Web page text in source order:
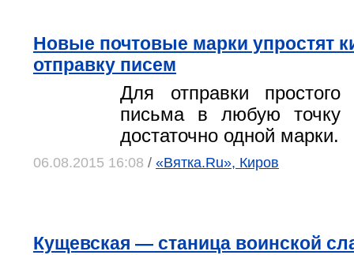
Новые почтовые марки упростят
отправку писем
Для отправки простого
письма в любую точку
достаточно одной марки.
06.08.2015 16:08 / «Вятка.Ru», Киров
Кущевская — станица воинской